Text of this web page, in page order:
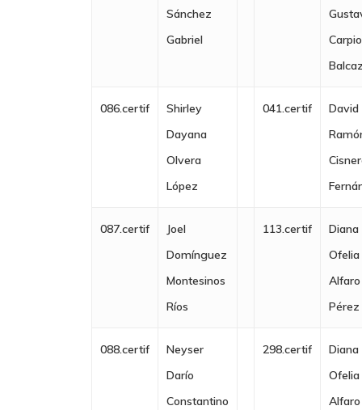
Sánchez
Gabriel
Carpio
086.certif
Shirley
Dayana
Olvera
López
041.certif
David
087.certif
Joel
Domínguez
Montesinos
Ríos
113.certif
Diana
Ofelia
Alfaro
Pérez
088.certif
Neyser
Darío
Constantino
298.certif
Diana
Ofelia
Alfaro